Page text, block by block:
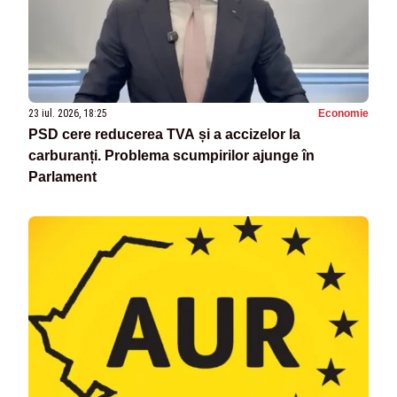
23 iul. 2026, 18:25 Economie
PSD cere reducerea TVA și a accizelor la
carburanți. Problema scumpirilor ajunge în
Parlament